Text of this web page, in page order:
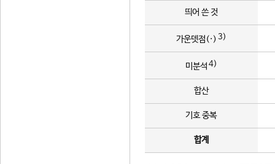
띄어 쓴 것
가운뎃점(·) 3)
미분석 4)
합산
기호 중복
합계